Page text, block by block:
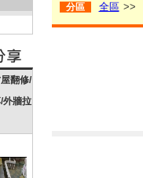
翻修/
外牆拉
分區 全區 >>